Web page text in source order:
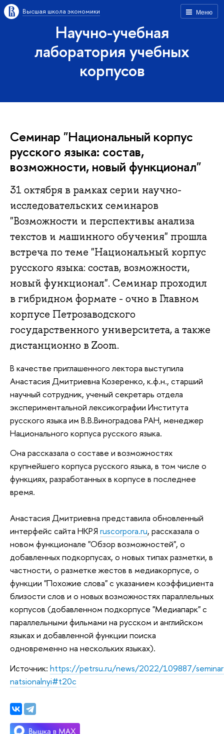
Меню
Высшая школа экономики
Научно-учебная
лаборатория учебных
корпусов
Семинар "Национальный корпус
русского языка: состав,
возможности, новый функционал"
31 октября в рамках серии научно-
исследовательских семинаров
"Возможности и перспективы анализа
текстов и машинного обучения" прошла
встреча по теме "Национальный корпус
русского языка: состав, возможности,
новый функционал". Семинар проходил
в гибридном формате - очно в Главном
корпусе Петрозаводского
государственного университета, а также
дистанционно в Zoom.
В качестве приглашенного лектора выступила
Анастасия Дмитриевна Козеренко, к.ф.н., старший
научный сотрудник, ученый секретарь отдела
экспериментальной лексикографии Института
русского языка им В.В.Виноградова РАН, менеджер
Национального корпуса русского языка.
Она рассказала о составе и возможностях
крупнейшего корпуса русского языка, в том числе о
функциях, разработанных в корпусе в последнее
время.
Анастасия Дмитриевна представила обновленный
интерфейс сайта НКРЯ ruscorpora.ru, рассказала о
новом функционале "Обзор возможностей", о
добавленных подкорпусах, о новых типах разметки, в
частности, о разметке жестов в медиакорпусе, о
функции "Похожие слова" с указанием коэффициента
близости слов и о новых возможностях параллельных
корпусов (добавленном подкорпусе "Медиапарк" с
параллельными фильмами на русском и английском
языках и добавленной функции поиска
одновременно на нескольких языках).
Источник: https://petrsu.ru/news/2022/109887/
natsionalnyi#t20c